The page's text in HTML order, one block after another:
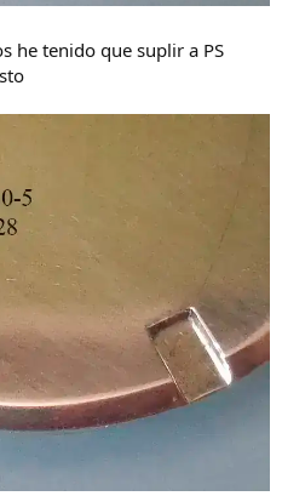
he tenido que suplir a PS